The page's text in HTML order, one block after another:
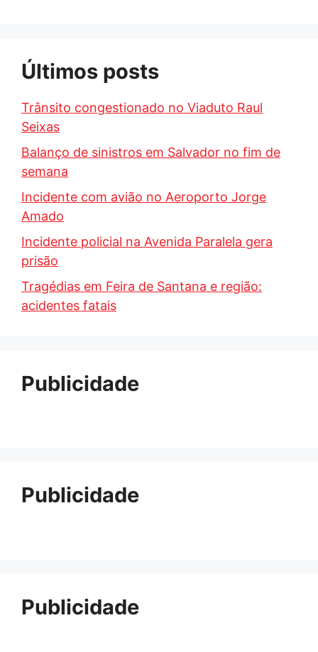
Últimos posts
Trânsito congestionado no Viaduto Raul
Seixas
Balanço de sinistros em Salvador no fim de
semana
Incidente com avião no Aeroporto Jorge
Amado
Incidente policial na Avenida Paralela gera
prisão
Tragédias em Feira de Santana e região:
acidentes fatais
Publicidade
Publicidade
Publicidade